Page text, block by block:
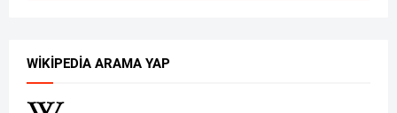
WIKIPEDIA ARAMA YAP